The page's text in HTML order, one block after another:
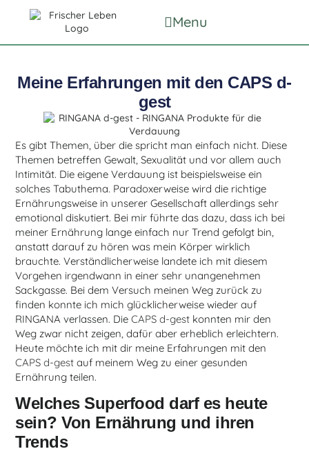
Menu
Meine Erfahrungen mit den CAPS d-
gest
Es gibt Themen, über die spricht man einfach nicht. Diese
Themen betreffen Gewalt, Sexualität und vor allem auch
Intimität. Die eigene Verdauung ist beispielsweise ein
solches Tabuthema. Paradoxerweise wird die richtige
Ernährungsweise in unserer Gesellschaft allerdings sehr
emotional diskutiert. Bei mir führte das dazu, dass ich bei
meiner Ernährung lange einfach nur Trend gefolgt bin,
anstatt darauf zu hören was mein Körper wirklich
brauchte. Verständlicherweise landete ich mit diesem
Vorgehen irgendwann in einer sehr unangenehmen
Sackgasse. Bei dem Versuch meinen Weg zurück zu
finden konnte ich mich glücklicherweise wieder auf
RINGANA verlassen. DieCAPS d-gest konnten mir den
Weg zwar nicht zeigen, dafür aber erheblich erleichtern.
Heute möchte ich mit dir meine Erfahrungen mit den
CAPS d-gest auf meinem Weg zu einer gesunden
Ernährung teilen.
Welches Superfood darf es heute
sein? Von Ernährung und ihren
Trends